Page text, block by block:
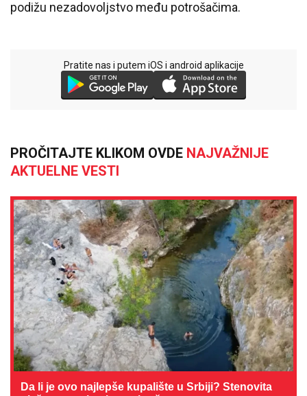
podižu nezadovoljstvo među potrošačima.
Pratite nas i putem iOS i android aplikacije
PROČITAJTE KLIKOM OVDE NAJVAŽNIJE
AKTUELNE VESTI
Da li je ovo najlepše kupalište u Srbiji? Stenovita